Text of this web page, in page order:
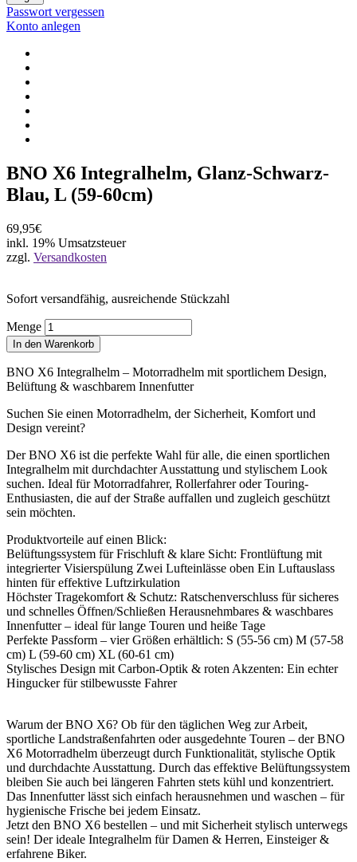
Passwort vergessen
Konto anlegen
BNO X6 Integralhelm, Glanz-Schwarz-
Blau, L (59-60cm)
69,95€
inkl. 19% Umsatzsteuer
zzgl. Versandkosten
Sofort versandfähig, ausreichende Stückzahl
Menge
In den Warenkorb
BNO X6 Integralhelm – Motorradhelm mit sportlichem Design,
Belüftung & waschbarem Innenfutter
Suchen Sie einen Motorradhelm, der Sicherheit, Komfort und
Design vereint?
Der BNO X6 ist die perfekte Wahl für alle, die einen sportlichen
Integralhelm mit durchdachter Ausstattung und stylischem Look
suchen. Ideal für Motorradfahrer, Rollerfahrer oder Touring-
Enthusiasten, die auf der Straße auffallen und zugleich geschützt
sein möchten.
Produktvorteile auf einen Blick:
Belüftungssystem für Frischluft & klare Sicht: Frontlüftung mit
integrierter Visierspülung Zwei Lufteinlässe oben Ein Luftauslass
hinten für effektive Luftzirkulation
Höchster Tragekomfort & Schutz: Ratschenverschluss für sicheres
und schnelles Öffnen/Schließen Herausnehmbares & waschbares
Innenfutter – ideal für lange Touren und heiße Tage
Perfekte Passform – vier Größen erhältlich: S (55-56 cm) M (57-58
cm) L (59-60 cm) XL (60-61 cm)
Stylisches Design mit Carbon-Optik & roten Akzenten: Ein echter
Hingucker für stilbewusste Fahrer
Warum der BNO X6? Ob für den täglichen Weg zur Arbeit,
sportliche Landstraßenfahrten oder ausgedehnte Touren – der BNO
X6 Motorradhelm überzeugt durch Funktionalität, stylische Optik
und durchdachte Ausstattung. Durch das effektive Belüftungssystem
bleiben Sie auch bei längeren Fahrten stets kühl und konzentriert.
Das Innenfutter lässt sich einfach herausnehmen und waschen – für
hygienische Frische bei jedem Einsatz.
Jetzt den BNO X6 bestellen – und mit Sicherheit stylisch unterwegs
sein! Der ideale Integralhelm für Damen & Herren, Einsteiger &
erfahrene Biker.